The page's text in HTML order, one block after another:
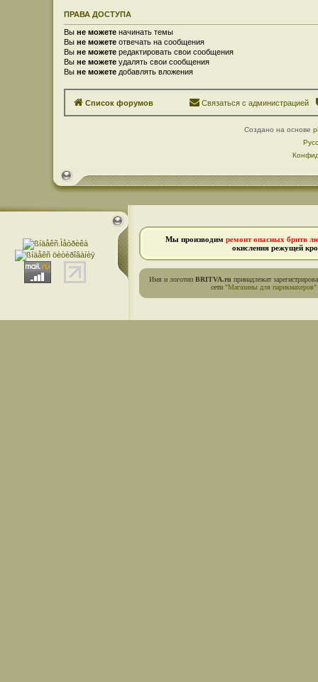
ПРАВА ДОСТУПА
Вы не можете начинать темы
Вы не можете отвечать на сообщения
Вы не можете редактировать свои сообщения
Вы не можете удалять свои сообщения
Вы не можете добавлять вложения
Список форумов Связаться с администрацией
Создано на основе
Мы производим ремонт опасных бритв
окисления режущей
Имя и логотип BRITVA.ru принадлежат
сети "Магазины для парикмахеров"